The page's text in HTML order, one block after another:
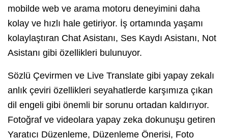
mobilde web ve arama motoru deneyimini daha
kolay ve hızlı hale getiriyor. İş ortamında yaşamı
kolaylaştıran Chat Asistanı, Ses Kaydı Asistanı, Not
Asistanı gibi özellikleri bulunuyor.
Sözlü Çevirmen ve Live Translate gibi yapay zekalı
anlık çeviri özellikleri seyahatlerde karşımıza çıkan
dil engeli gibi önemli bir sorunu ortadan kaldırıyor.
Fotoğraf ve videolara yapay zeka dokunuşu getiren
Yaratıcı Düzenleme, Düzenleme Önerisi, Foto